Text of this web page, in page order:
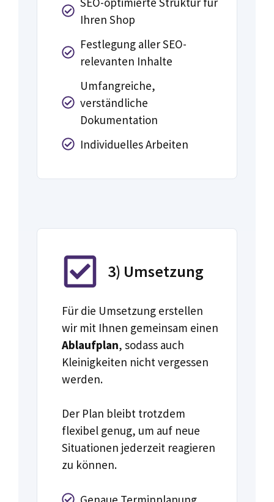
Ihren Shop
Festlegung aller SEO-
relevanten Inhalte
Umfangreiche,
verständliche
Dokumentation
Individuelles Arbeiten
3) Umsetzung
Für die Umsetzung erstellen
wir mit Ihnen gemeinsam einen
Ablaufplan, sodass auch
Kleinigkeiten nicht vergessen
werden.
Der Plan bleibt trotzdem
flexibel genug, um auf neue
Situationen jederzeit reagieren
zu können.